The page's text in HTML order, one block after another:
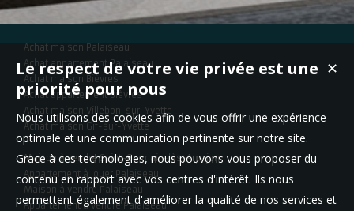
Achat maison Palaiseau
Achat appartement Palaiseau
Achat maison Bièvres
Achat appartement Bièvres
Achat maison Villebon-sur-Yvette
Achat maison Gif-sur-Yvette
Maison à vendre Saint-Germain-lès-Arpajon
Appartement à louer Palaiseau
Maison à vendre Palaiseau
Appartement à vendre Palaiseau
✕
Le respect de votre vie privée est une
priorité pour nous
Nous utilisons des cookies afin de vous offrir une expérience
optimale et une communication pertinente sur notre site.
Grace à ces technologies, nous pouvons vous proposer du
contenu en rapport avec vos centres d'intérêt. Ils nous
permettent également d'améliorer la qualité de nos services et